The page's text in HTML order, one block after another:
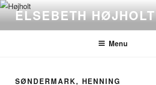
Videre
indhold
ELSEBETH HØJHOLT
Menu
SØNDERMARK, HENNING